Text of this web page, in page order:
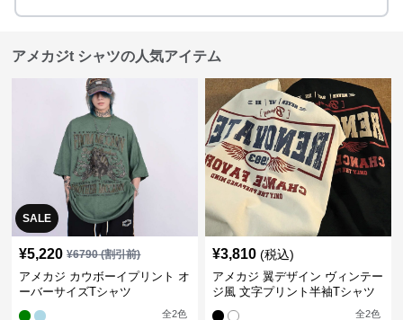
アメカジt シャツの人気アイテム
SALE
¥5,220 ¥6790(割引前)
アメカジ カウボーイプリント オ
ーバーサイズTシャツ
全2色
¥3,810 (税込)
アメカジ 翼デザイン ヴィンテー
ジ風 文字プリント半袖Tシャツ
全2色